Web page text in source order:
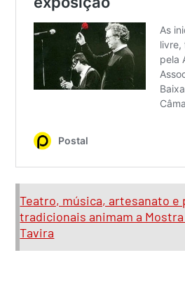
Teatro, música, artesanato e
tradicionais animam a
Tavira